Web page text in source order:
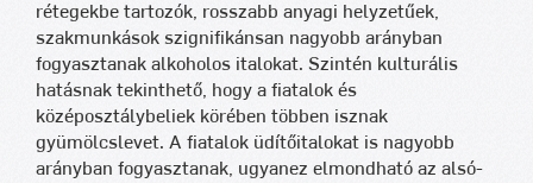
rétegekbe tartozók, rosszabb anyagi helyzetűek,
szakmunkások szignifikánsan nagyobb arányban
fogyasztanak alkoholos italokat. Szintén kulturális
hatásnak tekinthető, hogy a fiatalok és
középosztálybeliek körében többen isznak
gyümölcslevet. A fiatalok üdítőitalokat is nagyobb
arányban fogyasztanak, ugyanez elmondható az alsó-